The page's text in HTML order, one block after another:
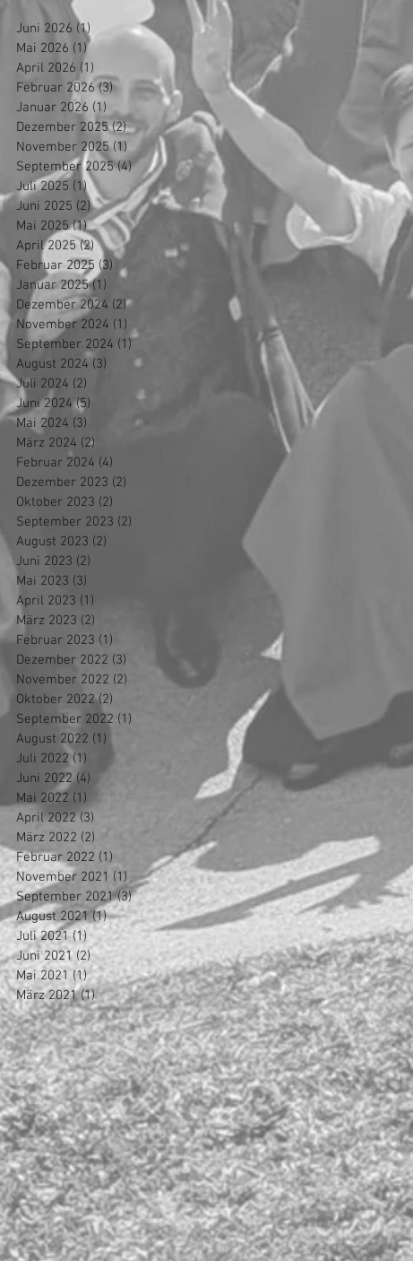
Juni 2026 (1) 1 Beitrag
Mai 2026 (1)1 Beitrag
April 2026 (1)
Februar 2026 (3)3 Beiträge
Januar 2026 (1) 1 Beitrag
Dezember 2025 (2)2 Beiträge
November 2025 (1) 1 Beitrag
September 2025 (4)4 Beiträge
Juli 2025 (1) 1 Beitrag
Juni 2025 (2)2 Beiträge
Mai 2025 (1)1 Beitrag
April 2025 (2)2 Beiträge
Februar 2025 (3) 3 Beiträge
Januar 2025 (1)
Dezember 2024 (2)2 Beiträge
November 2024 (1)
September 2024 (1)
August 2024 (3) 3 Beiträge
Juli 2024 (2)
Juni 2024 (5) 5 Beiträge
Mai 2024 (3) 3 Beiträge
März 2024 (2)
Februar 2024 (4)
Dezember 2023 (2)
Oktober 2023 (2)
September 2023 (2)
August 2023 (2)
Juni 2023 (2)
Mai 2023 (3)
April 2023 (1)
März 2023 (2)
Februar 2023 (1)
Dezember 2022 (3) 3 Beiträge
November 2022 (2) 2 Beiträge
Oktober 2022 (2)
September 2022 (1)
August 2022 (1)
Juli 2022 (1)
Juni 2022 (4)
Mai 2022 (1)
April 2022 (3)
März 2022 (2)
Februar 2022 (1) 1 Beitrag
November 2021 (1) 1 Beitrag
September 2021 (3)3 Beiträge
August 2021 (1)1 Beitrag
Juli 2021 (1) 1 Beitrag
Juni 2021 (2)2 Beiträge
Mai 2021 (1)1 Beitrag
März 2021 (1)1 Beitrag